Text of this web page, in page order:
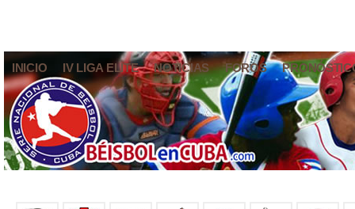
INICIO IV LIGA ELITE NOTICIAS FOROS